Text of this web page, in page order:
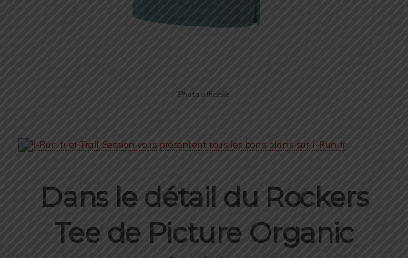
Photo officielle
Dans le détail du Rockers
Tee de Picture Organic